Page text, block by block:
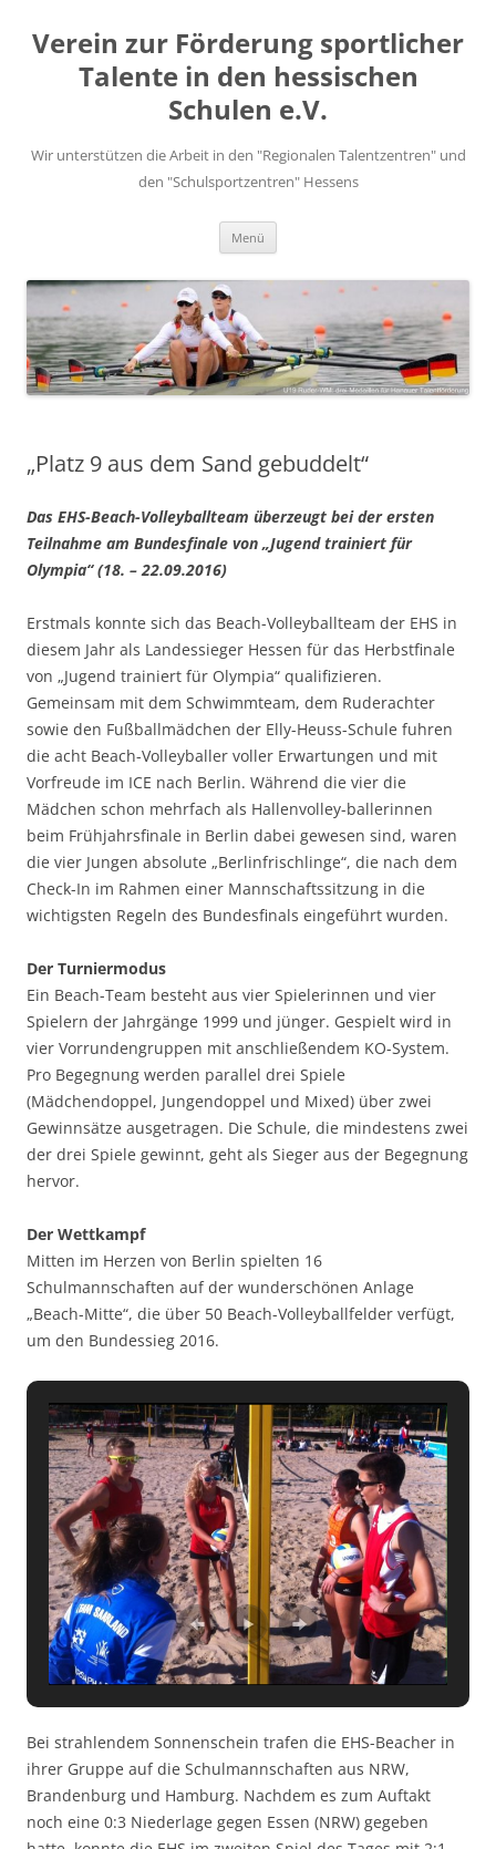
springen
Verein zur Förderung sportlicher
Talente in den hessischen
Schulen e.V.
Wir unterstützen die Arbeit in den "Regionalen Talentzentren" und
den "Schulsportzentren" Hessens
Menü
„Platz 9 aus dem Sand gebuddelt“
Das EHS-Beach-Volleyballteam überzeugt bei der ersten
Teilnahme am Bundesfinale von „Jugend trainiert für
Olympia“ (18. – 22.09.2016)
Erstmals konnte sich das Beach-Volleyballteam der EHS in
diesem Jahr als Landessieger Hessen für das Herbstfinale
von „Jugend trainiert für Olympia“ qualifizieren.
Gemeinsam mit dem Schwimmteam, dem Ruderachter
sowie den Fußballmädchen der Elly-Heuss-Schule fuhren
die acht Beach-Volleyballer voller Erwartungen und mit
Vorfreude im ICE nach Berlin. Während die vier die
Mädchen schon mehrfach als Hallenvolley-ballerinnen
beim Frühjahrsfinale in Berlin dabei gewesen sind, waren
die vier Jungen absolute „Berlinfrischlinge“, die nach dem
Check-In im Rahmen einer Mannschaftssitzung in die
wichtigsten Regeln des Bundesfinals eingeführt wurden.
Der Turniermodus
Ein Beach-Team besteht aus vier Spielerinnen und vier
Spielern der Jahrgänge 1999 und jünger. Gespielt wird in
vier Vorrundengruppen mit anschließendem KO-System.
Pro Begegnung werden parallel drei Spiele
(Mädchendoppel, Jungendoppel und Mixed) über zwei
Gewinnsätze ausgetragen. Die Schule, die mindestens zwei
der drei Spiele gewinnt, geht als Sieger aus der Begegnung
hervor.
Der Wettkampf
Mitten im Herzen von Berlin spielten 16
Schulmannschaften auf der wunderschönen Anlage
„Beach-Mitte“, die über 50 Beach-Volleyballfelder verfügt,
um den Bundessieg 2016.
Bei strahlendem Sonnenschein trafen die EHS-Beacher in
ihrer Gruppe auf die Schulmannschaften aus NRW,
Brandenburg und Hamburg. Nachdem es zum Auftakt
noch eine 0:3 Niederlage gegen Essen (NRW) gegeben